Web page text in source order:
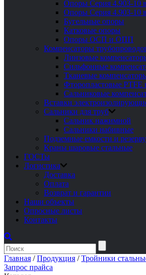
Опоры Серия 4.903-10
Опоры Серия 4.903-10
Бугельные опоры
Катковые опоры
Опоры ОСП и ОПП
Компенсаторы
Линзовые
Сильфонные
Тканевые
Фторопластовые PTFE
Сальниковые
Вставки
Сальники для труб
Сальник нажимной
Сальники набивные
Подземные емкости и
Краны шаровые стальные
ГОСТы
Логистика
Доставка
Оплата
Возврат и гарантии
Наши объекты
Опросные листы
Контакты
Главная /Продукция /Тройники
Запрос прайса